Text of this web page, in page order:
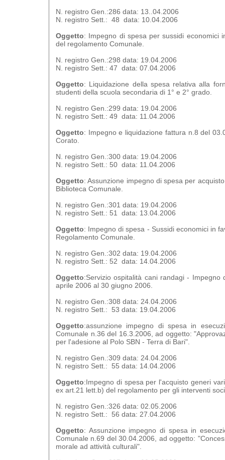
N. registro Gen.:286 data: 13..04.2006
N. registro Sett.: 48 data: 10.04.2006
Oggetto: Impegno di spesa per sussidi economici
del regolamento Comunale.
N. registro Gen.:298 data: 19.04.2006
N. registro Sett.: 47 data: 07.04.2006
Oggetto: Liquidazione della spesa relativa alla
studenti della scuola secondaria di 1° e 2° grado.
N. registro Gen.:299 data: 19.04.2006
N. registro Sett.: 49 data: 11.04.2006
Oggetto: Impegno e liquidazione fattura n.8 del
Corato.
N. registro Gen.:300 data: 19.04.2006
N. registro Sett.: 50 data: 11.04.2006
Oggetto: Assunzione impegno di spesa per
Biblioteca Comunale.
N. registro Gen.:301 data: 19.04.2006
N. registro Sett.: 51 data: 13.04.2006
Oggetto: Impegno di spesa - Sussidi economici in
Regolamento Comunale.
N. registro Gen.:302 data: 19.04.2006
N. registro Sett.: 52 data: 14.04.2006
Oggetto:Servizio ospitalità cani randagi - Impegno
aprile 2006 al 30 giugno 2006.
N. registro Gen.:308 data: 24.04.2006
N. registro Sett.: 53 data: 19.04.2006
Oggetto:assunzione impegno di spesa in
Comunale n.36 del 16.3.2006, ad oggetto:
per l'adesione al Polo SBN - Terra di Bari".
N. registro Gen.:309 data: 24.04.2006
N. registro Sett.: 55 data: 14.04.2006
Oggetto:Impegno di spesa per l'acquisto generi
ex art.21 lett.b) del regolamento per gli interventi
N. registro Gen.:326 data: 02.05.2006
N. registro Sett.: 56 data: 27.04.2006
Oggetto: Assunzione impegno di spesa in
Comunale n.69 del 30.04.2006, ad oggetto:
morale ad attività culturali".